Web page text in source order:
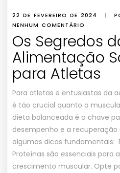
22 DE FEVEREIRO DE 2024 |
NENHUM COMENTÁRIO
Os Segredos
Alimentação
para Atletas
Para atletas e entusiastas da
é tão crucial quanto a
dieta balanceada é a chave
desempenho e a recuperação
algumas dicas fundamentais:
Proteínas são essenciais para
crescimento muscular. Opte